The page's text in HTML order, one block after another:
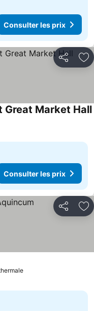
Consulter les prix
Partager
les prix
Great Market Hall
Consulter les prix
Partager
Consulter les prix